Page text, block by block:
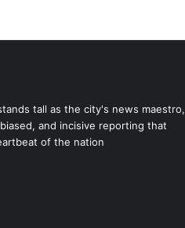
tall as the city's news maestro,
and incisive reporting that
of the nation